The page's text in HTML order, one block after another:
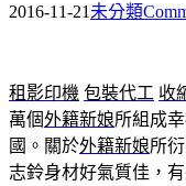
2016-11-21 未分類
租影印機 包裝代工 收
萬個外籍新娘所組成
國。關於外籍新娘所
志鈴身材好氣質佳，